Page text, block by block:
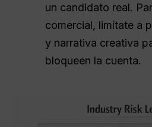
un candidato real.
comercial, limítate a
y narrativa creativa
bloqueen la cuenta.